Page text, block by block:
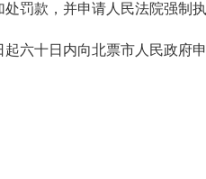
罚款，并申请人民法院强制执
六十日内向北票市人民政府